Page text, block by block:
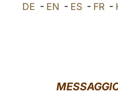
DE - EN - ES - FR -